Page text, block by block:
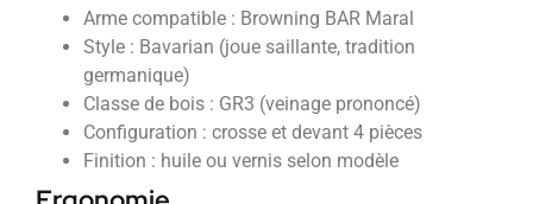
Arme compatible : Browning BAR Maral
Style : Bavarian (joue saillante, tradition
germanique)
Classe de bois : GR3 (veinage prononcé)
Configuration : crosse et devant 4 pièces
Finition : huile ou vernis selon modèle